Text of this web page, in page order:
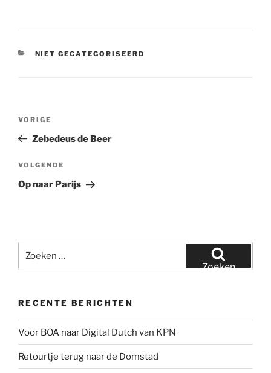
CATEGORIEËN
NIET GECATEGORISEERD
Vorig
bericht
VORIGE
Zebedeus de Beer
Volgend
bericht
VOLGENDE
Op naar Parijs
naar:
Zoeken
RECENTE BERICHTEN
Voor BOA naar Digital Dutch van KPN
Retourtje terug naar de Domstad